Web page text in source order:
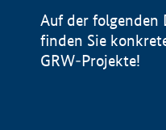
Auf der folgenden
finden Sie
GRW-Projekte!